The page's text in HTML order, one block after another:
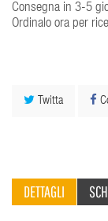
Consegna in 3-5
Ordinalo ora per
Twitta
DETTAGLI